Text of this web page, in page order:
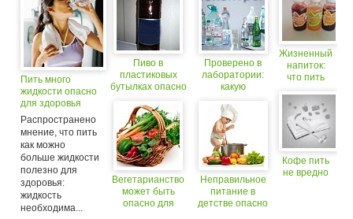
Пить много
жидкости опасно
для здоровья
Распространено
мнение, что пить
как можно
больше жидкости
полезно для
здоровья:
жидкость
необходима...
Пиво в
пластиковых
бутылках опасно
Вегетарианство
может быть
опасно для
Проверено в
лаборатории:
какую
воду опасно
пить
Неправильное
питание в
детстве опасно
Жизненный
напиток:
что пить
здоровья
Кофе пить
не вредно